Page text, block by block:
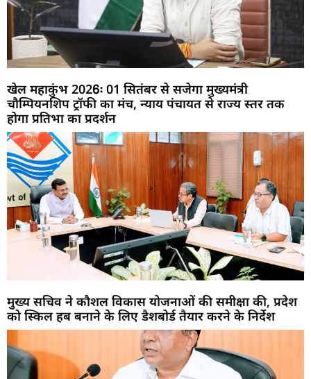
खेल महाकुंभ 2026ः 01 सितंबर से सजेगा मुख्यमंत्री
चौम्पियनशिप ट्रॉफी का मंच, न्याय पंचायत से राज्य स्तर तक
होगा प्रतिभा का प्रदर्शन
मुख्य सचिव ने कौशल विकास योजनाओं की समीक्षा की, प्रदेश
को स्किल हब बनाने के लिए डैशबोर्ड तैयार करने के निर्देश